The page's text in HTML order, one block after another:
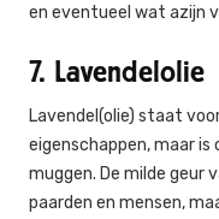
en eventueel wat azijn
7. Lavendelolie
Lavendel(olie) staat
eigenschappen, maar
muggen. De milde geur
paarden en mensen,